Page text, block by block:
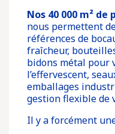
Nos 40 000 m²
nous permettent
références de
fraîcheur,
bidons métal pour
l’effervescent,
emballages
gestion flexible de
Il y a forcément